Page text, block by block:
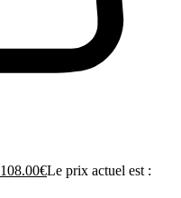
108.00€Le prix actuel est :